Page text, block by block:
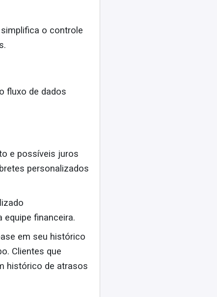
o controle
fluxo de dados
e possíveis juros
personalizados
financeira.
em seu histórico
Clientes que
histórico de atrasos